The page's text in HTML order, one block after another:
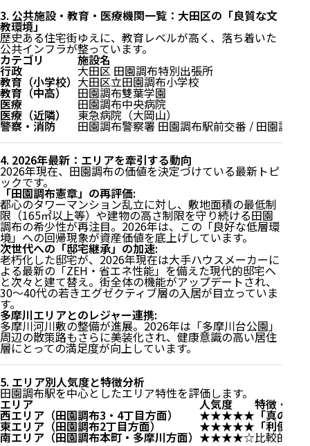
3. 公共施設・教育・医療機関一覧：大田区の「良質な文
教環境」
歴史ある住宅街ゆえに、教育レベルが高く、落ち着いた
公共インフラが整っています。
カテゴリ 施設名
行政 大田区 田園調布特別出張所
教育（小学校） 大田区立田園調布小学校
教育（中高） 田園調布雙葉学園
医療 田園調布中央病院
医療（近隣） 東急病院（大岡山）
警察・消防 田園調布警察署 田園調布駅前交番 / 田園調布
4. 2026年最新：エリアを牽引する動向
2026年現在、田園調布の価値を決定づけている最新トピ
ックです。
「田園調布憲章」の再評価:
都心のタワーマンション乱立に対し、敷地面積の最低制
限（165㎡以上等）や建物の高さ制限を守り続ける田園
調布の希少性が再注目。2026年は、この「良好な低層環
境」への回帰現象が資産価値を底上げしています。
次世代への「邸宅継承」の加速:
老朽化した邸宅が、2026年現在は大手ハウスメーカーに
よる最新の「ZEH・省エネ性能」を備えた現代的邸宅へ
と次々と建て替え。街全体の機能がアップデートされ、
30〜40代の若きエグゼクティブ層の入居が目立っていま
す。
多摩川エリアとのレジャー連携:
多摩川河川敷の整備が進展。2026年は「多摩川台公園」
周辺の散策路もさらに美装化され、健康意識の高い居住
層にとっての満足度が向上しています。
5. エリア別人気度と特徴分析
田園調布駅を中心としたエリア特性を評価します。
エリア 人気度 特徴・理由
西エリア（田園調布3・4丁目方面） ★★★★★「真の田
東エリア（田園調布2丁目方面） ★★★★★ 「利便性
南エリア（田園調布本町・多摩川方面） ★★★★☆比較的リ